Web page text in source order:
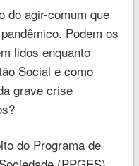
do agir-comum que
Podem os
lidos enquanto
Social e como
grave crise
do Programa de